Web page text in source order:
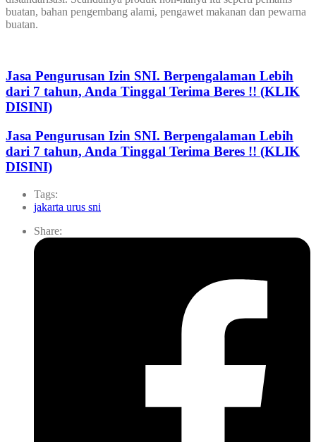
buatan, bahan pengembang alami, pengawet makanan dan pewarna
buatan.
Jasa Pengurusan Izin SNI. Berpengalaman Lebih
dari 7 tahun, Anda Tinggal Terima Beres !! (KLIK
DISINI)
Jasa Pengurusan Izin SNI. Berpengalaman Lebih
dari 7 tahun, Anda Tinggal Terima Beres !! (KLIK
DISINI)
Tags:
jakarta urus sni
Share: